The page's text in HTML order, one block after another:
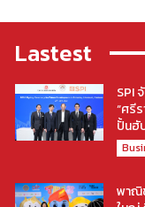
Lastest
SPI
“ศรี
ปั้นฮั
พาณิ